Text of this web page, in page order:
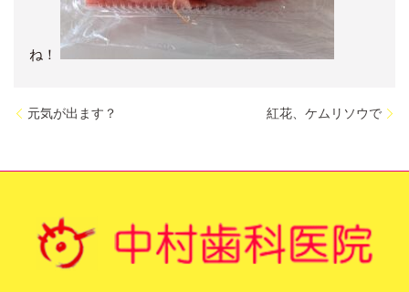
ね！
元気が出ます？ 紅花、ケムリソウで